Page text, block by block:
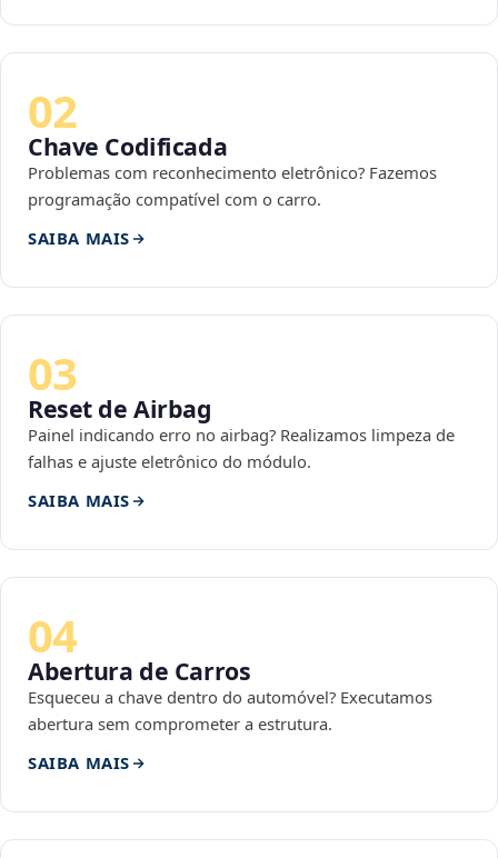
02
Chave Codificada
Problemas com reconhecimento eletrônico? Fazemos
programação compatível com o carro.
SAIBA MAIS
03
Reset de Airbag
Painel indicando erro no airbag? Realizamos limpeza de
falhas e ajuste eletrônico do módulo.
SAIBA MAIS
04
Abertura de Carros
Esqueceu a chave dentro do automóvel? Executamos
abertura sem comprometer a estrutura.
SAIBA MAIS